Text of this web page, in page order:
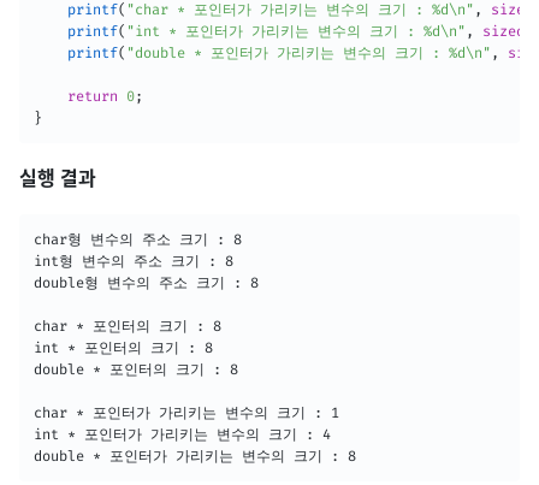
printf( "char * 포인터가 가리키는 변수의 크기 : %d\n" ,
printf( "int * 포인터가 가리키는 변수의 크기 : %d\n" , sizeof
printf( "double * 포인터가 가리키는 변수의 크기 : %d\n" ,
return 0;
}
실행 결과
char형 변수의 주소 크기 : 8
int형 변수의 주소 크기 : 8
double형 변수의 주소 크기 : 8
char * 포인터의 크기 : 8
int * 포인터의 크기 : 8
double * 포인터의 크기 : 8
char * 포인터가 가리키는 변수의 크기 : 1
int * 포인터가 가리키는 변수의 크기 : 4
double * 포인터가 가리키는 변수의 크기 : 8